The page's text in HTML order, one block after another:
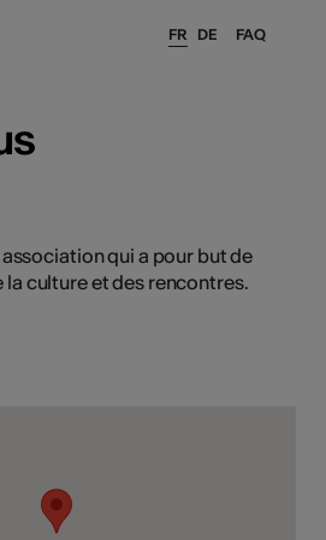
FAQ
FR DE
association qui a pour but de
culture et des rencontres.